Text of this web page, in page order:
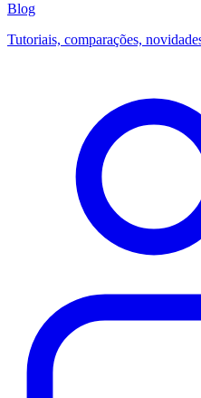
Blog
Tutoriais, comparações,